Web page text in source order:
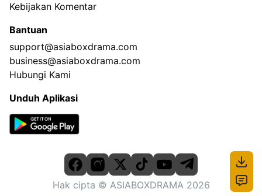
Kebijakan Komentar
Bantuan
support@asiaboxdrama.com
business@asiaboxdrama.com
Hubungi Kami
Unduh Aplikasi
Hak cipta © ASIABOXDRAMA 2026